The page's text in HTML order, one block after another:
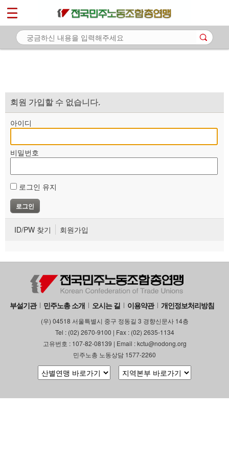
회원 가입할 수 없습니다.
아이디
비밀번호
로그인 유지
ID/PW 찾기 회원가입
부설기관 민주노총 소개 오시는 길 이용약관 개인정보처리방침
(우) 04518 서울특별시 중구 정동길 3 경향신문사 14층
Tel : (02) 2670-9100 | Fax : (02) 2635-1134
고유번호 : 107-82-08139 | Email : kctu@nodong.org
민주노총 노동상담 1577-2260
마이페이지
소개
자료
부설기관